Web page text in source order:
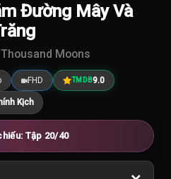
9.0 /10
Đường Mây Và
Moons
FHD TMDB9.0
Kịch
Tập 20/40